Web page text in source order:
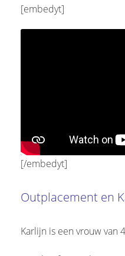
[embedyt]
[/embedyt]
Outplacement en
Karlijn is een vrouw van